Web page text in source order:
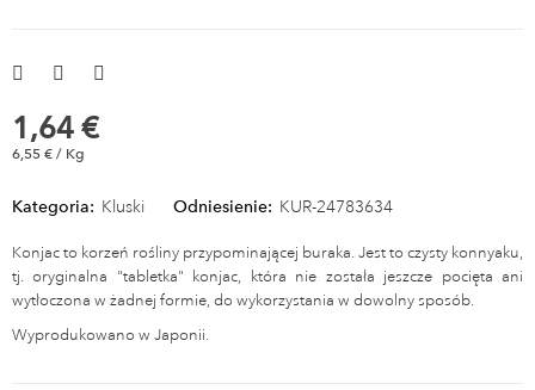
1,64 €
6,55 € / Kg
Kategoria: Kluski Odniesienie: KUR-24783634
Konjac to korzeń rośliny przypominającej buraka. Jest to czysty konnyaku,
tj. oryginalna "tabletka" konjac, która nie została jeszcze pocięta ani
wytłoczona w żadnej formie, do wykorzystania w dowolny sposób.
Wyprodukowano w Japonii.